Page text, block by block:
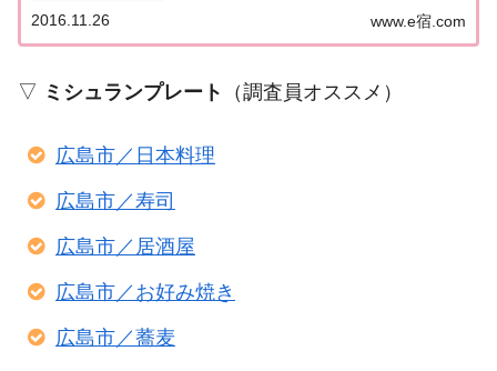
みました。（出典元：）ミシュランガイド広島2018
広島レストラン2018【ビブグルマン】 広島市...
www.e宿.com
2016.11.26
▽ ミシュランプレート （調査員オススメ）
広島市／日本料理
広島市／寿司
広島市／居酒屋
広島市／お好み焼き
広島市／蕎麦